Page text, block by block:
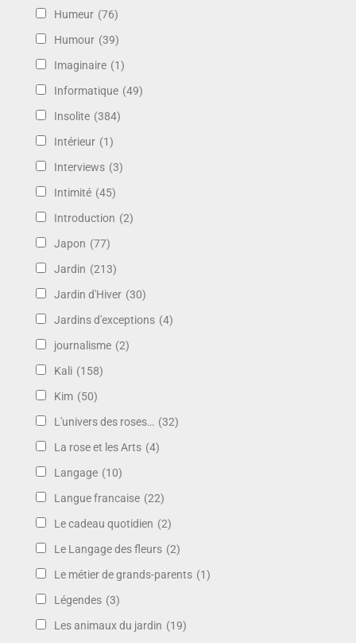
Humeur (76)
Humour (39)
Imaginaire (1)
Informatique (49)
Insolite (384)
Intérieur (1)
Interviews (3)
Intimité (45)
Introduction (2)
Japon (77)
Jardin (213)
Jardin d'Hiver (30)
Jardins d'exceptions (4)
journalisme (2)
Kali (158)
Kim (50)
L'univers des roses… (32)
La rose et les Arts (4)
Langage (10)
Langue francaise (22)
Le cadeau quotidien (2)
Le Langage des fleurs (2)
Le métier de grands-parents (1)
Légendes (3)
Les animaux du jardin (19)